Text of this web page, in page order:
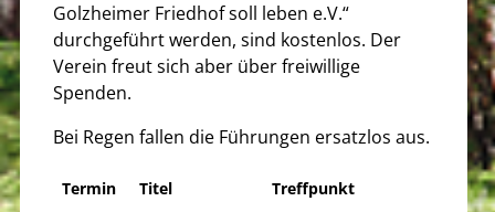
Golzheimer Friedhof soll leben e.V.“
durchgeführt werden, sind kostenlos. Der
Verein freut sich aber über freiwillige
Spenden.
Bei Regen fallen die Führungen ersatzlos aus.
Termin Titel
Treffpunkt